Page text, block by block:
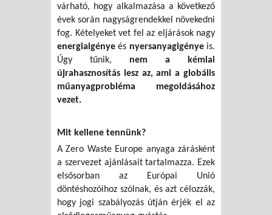
várható, hogy alkalmazása a következő
évek során nagyságrendekkel növekedni
fog. Kételyeket vet fel az eljárások nagy
energiaigénye és nyersanyagigényeis.
Úgy tűnik, nem a kémiai
újrahasznosítás lesz az, ami a globális
műanyagprobléma megoldásához
vezet.
Mit kellene tennünk?
A Zero Waste Europe anyaga zárásként
a szervezet ajánlásait tartalmazza. Ezek
elsősorban az Európai Unió
döntéshozóihoz szólnak, és azt célozzák,
hogy jogi szabályozás útján érjék el az